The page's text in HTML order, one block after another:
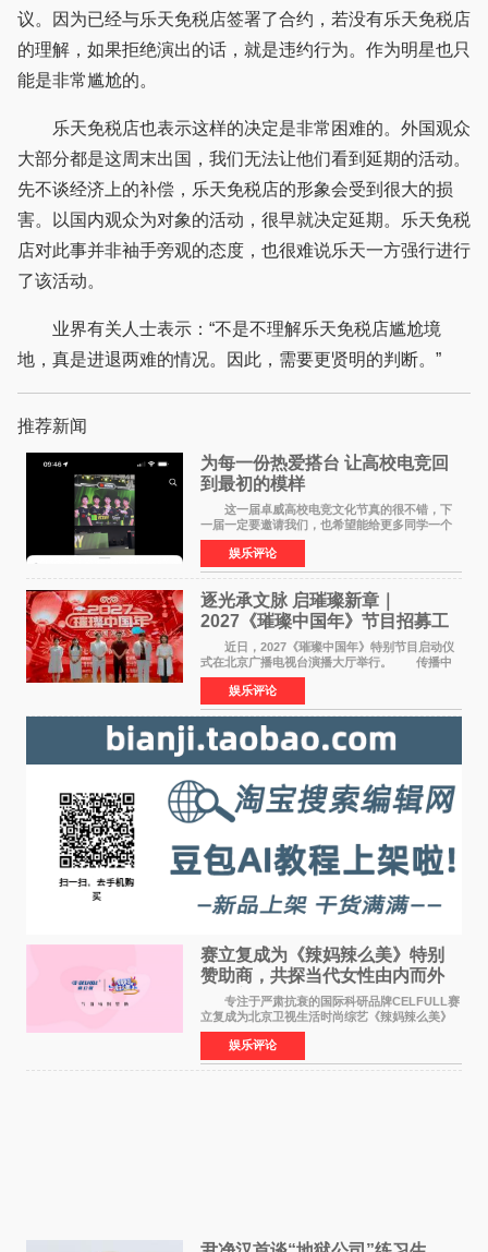
议。因为已经与乐天免税店签署了合约，若没有乐天免税店
的理解，如果拒绝演出的话，就是违约行为。作为明星也只
能是非常尴尬的。
乐天免税店也表示这样的决定是非常困难的。外国观众
大部分都是这周末出国，我们无法让他们看到延期的活动。
先不谈经济上的补偿，乐天免税店的形象会受到很大的损
害。以国内观众为对象的活动，很早就决定延期。乐天免税
店对此事并非袖手旁观的态度，也很难说乐天一方强行进行
了该活动。
业界有关人士表示：“不是不理解乐天免税店尴尬境
地，真是进退两难的情况。因此，需要更贤明的判断。”
推荐新闻
为每一份热爱搭台 让高校电竞回
到最初的模样
这一届卓威高校电竞文化节真的很不错，下
一届一定要邀请我们，也希望能给更多同学一个
来到现场的机会。 2026卓威高校电竞文化节
已经落下帷幕，在活动结束后，仍有不少高校电
竞社负责人和现
娱乐评论
逐光承文脉 启璀璨新章｜
2027《璀璨中国年》节目招募工
作圆满启动
近日，2027《璀璨中国年》特别节目启动仪
式在北京广播电视台演播大厅举行。 传播中
华优秀传统文化，弘扬纯正国风艺术，打造高规
格、高质感、正能量的文艺盛典，是璀璨中国年
矢志不渝的初心
娱乐评论
赛立复成为《辣妈辣么美》特别
赞助商，共探当代女性由内而外
活力美
专注于严肃抗衰的国际科研品牌CELFULL赛
立复成为北京卫视生活时尚综艺《辣妈辣么美》
的特别赞助商,明星辣妈袁咏仪倾情参与，向广大
都市女性传递健康生活新主张，寄语当代女性在
家庭与自我之间
娱乐评论